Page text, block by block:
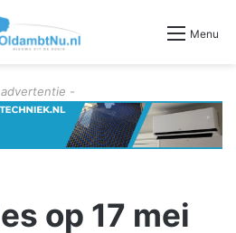
Menu
-
op 17 mei